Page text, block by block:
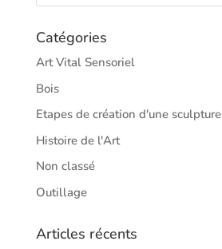
Catégories
Art Vital Sensoriel
Bois
Etapes de création d'une sculpture
Histoire de l'Art
Non classé
Outillage
Articles récents